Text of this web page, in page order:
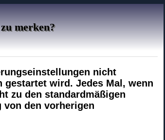
merken?
nicht
gestartet wird. Jedes Mal, wenn
zu den standardmäßigen
den vorherigen